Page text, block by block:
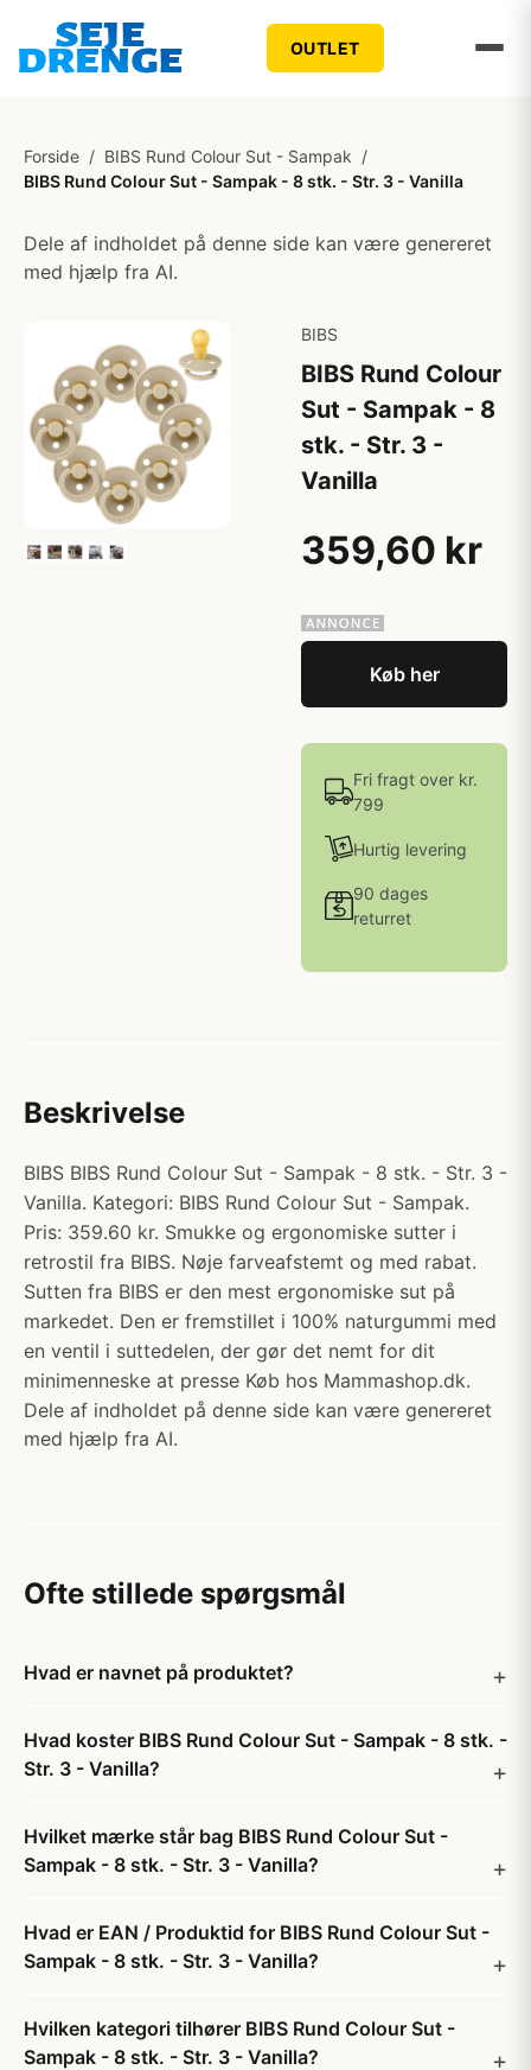
OUTLET
Forside / BIBS Rund Colour Sut - Sampak /
BIBS Rund Colour Sut - Sampak - 8 stk. - Str. 3 - Vanilla
Dele af indholdet på denne side kan være genereret
med hjælp fra AI.
BIBS
BIBS Rund Colour
Sut - Sampak - 8
stk. - Str. 3 -
Vanilla
359,60 kr
Køb her
Fri fragt over kr.
799
Hurtig levering
90 dages
returret
Beskrivelse
BIBS BIBS Rund Colour Sut - Sampak - 8 stk. - Str. 3 -
Vanilla. Kategori: BIBS Rund Colour Sut - Sampak.
Pris: 359.60 kr. Smukke og ergonomiske sutter i
retrostil fra BIBS. Nøje farveafstemt og med rabat.
Sutten fra BIBS er den mest ergonomiske sut på
markedet. Den er fremstillet i 100% naturgummi med
en ventil i suttedelen, der gør det nemt for dit
minimenneske at presse Køb hos Mammashop.dk.
Dele af indholdet på denne side kan være genereret
med hjælp fra AI.
Ofte stillede spørgsmål
Hvad er navnet på produktet?
Hvad koster BIBS Rund Colour Sut - Sampak - 8 stk. -
Str. 3 - Vanilla?
Hvilket mærke står bag BIBS Rund Colour Sut -
Sampak - 8 stk. - Str. 3 - Vanilla?
Hvad er EAN / Produktid for BIBS Rund Colour Sut -
Sampak - 8 stk. - Str. 3 - Vanilla?
Hvilken kategori tilhører BIBS Rund Colour Sut -
Sampak - 8 stk. - Str. 3 - Vanilla?